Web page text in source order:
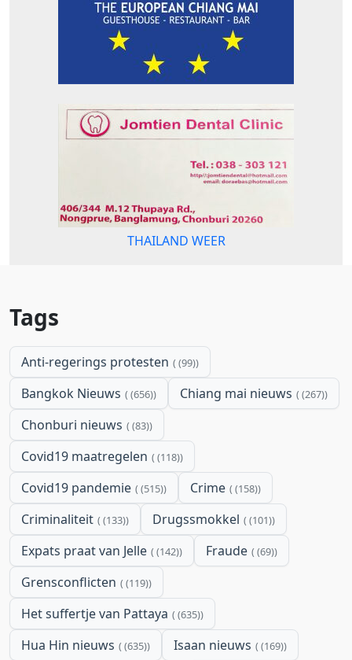
THAILAND WEER
Tags
Anti-regerings protesten (99)
Bangkok Nieuws (656) Chiang mai nieuws (267)
Chonburi nieuws (83)
Covid19 maatregelen (118)
Covid19 pandemie (515) Crime (158)
Criminaliteit (133) Drugssmokkel (101)
Expats praat van Jelle (142) Fraude (69)
Grensconflicten (119)
Het suffertje van Pattaya (635)
Hua Hin nieuws (635) Isaan nieuws (169)